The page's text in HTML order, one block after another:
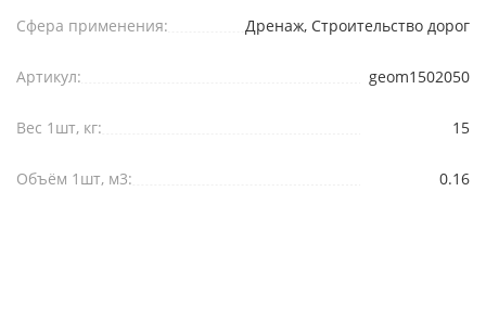
Сфера применения: Дренаж, Строительство дорог
Артикул: geom1502050
Вес 1шт, кг: 15
Объём 1шт, м3: 0.16